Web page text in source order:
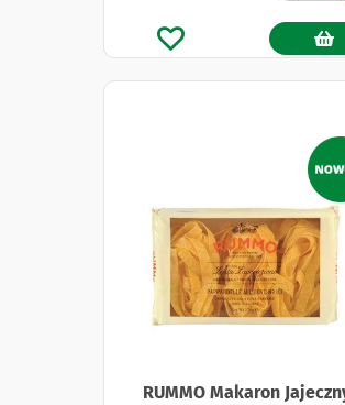
RUMMO Makaron
Naklejki